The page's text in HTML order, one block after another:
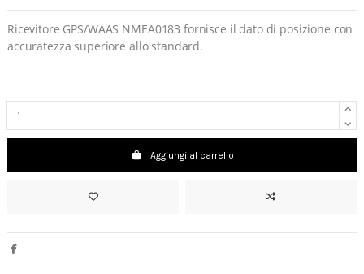
Ricevitore GPS/WAAS NMEA0183 fornisce il dato di posizione con
accuratezza superiore allo standard.
Aggiungi al carrello